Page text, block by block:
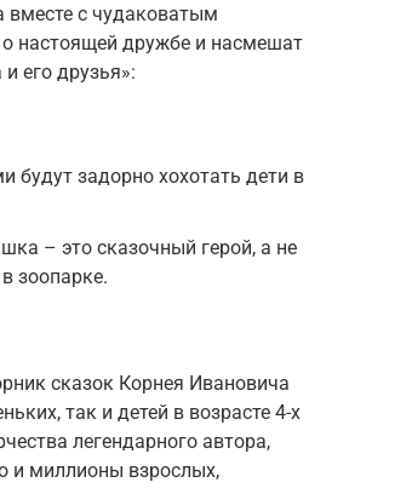
с чудаковатым
настоящей дружбе и насмешат
его друзья»:
задорно хохотать дети в
– это сказочный герой, а не
зоопарке.
сказок Корнея Ивановича
так и детей в возрасте 4-х
легендарного автора,
и миллионы взрослых,